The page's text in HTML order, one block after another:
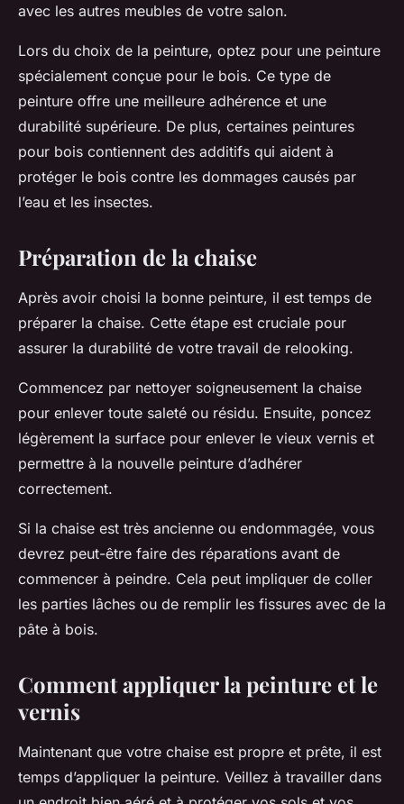
avec les autres meubles de votre salon.
Lors du choix de la peinture, optez pour une peinture
spécialement conçue pour le bois. Ce type de
peinture offre une meilleure adhérence et une
durabilité supérieure. De plus, certaines peintures
pour bois contiennent des additifs qui aident à
protéger le bois contre les dommages causés par
l’eau et les insectes.
Préparation de la chaise
Après avoir choisi la bonne peinture, il est temps de
préparer la chaise. Cette étape est cruciale pour
assurer la durabilité de votre travail de relooking.
Commencez par nettoyer soigneusement la chaise
pour enlever toute saleté ou résidu. Ensuite, poncez
légèrement la surface pour enlever le vieux vernis et
permettre à la nouvelle peinture d’adhérer
correctement.
Si la chaise est très ancienne ou endommagée, vous
devrez peut-être faire des réparations avant de
commencer à peindre. Cela peut impliquer de coller
les parties lâches ou de remplir les fissures avec de la
pâte à bois.
Comment appliquer la peinture et le
vernis
Maintenant que votre chaise est propre et prête, il est
temps d’appliquer la peinture. Veillez à travailler dans